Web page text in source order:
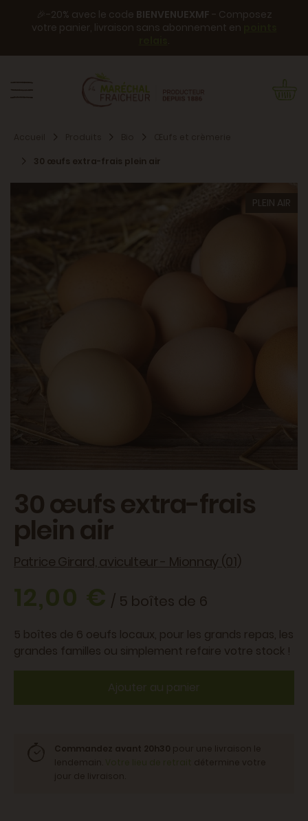
🎉-20% avec le code BIENVENUEXMF - Composez
votre panier, livraison sans abonnement en
.
30 œufs extra-frais plein air
PLEIN AIR
30 œufs extra-frais
plein air
Patrice Girard, aviculteur - Mionnay (01)
12,00 €/ 5 boîtes de 6
5 boîtes de 6 oeufs locaux, pour les grands repas, les
grandes familles ou simplement refaire votre stock !
Ajouter au panier